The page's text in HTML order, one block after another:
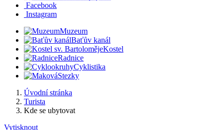
Facebook
Instagram
Muzeum
Baťův kanál
Kostel
Radnice
Cyklistika
Stezky
Úvodní stránka
Turista
Kde se ubytovat
Vytisknout